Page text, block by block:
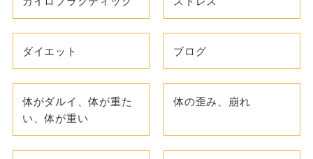
ダイエット ブログ
体がダルイ、体が重た
い、体が重い
体の歪み、崩れ